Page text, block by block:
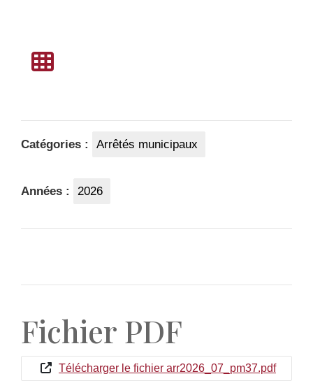
Catégories : Arrêtés municipaux
Années : 2026
Fichier PDF
Télécharger le fichier arr2026_07_pm37.pdf